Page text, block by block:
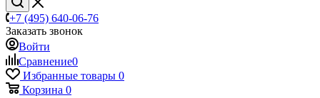
+7 (495) 640-06-76
Заказать звонок
Войти
Сравнение0
Избранные товары 0
Корзина 0